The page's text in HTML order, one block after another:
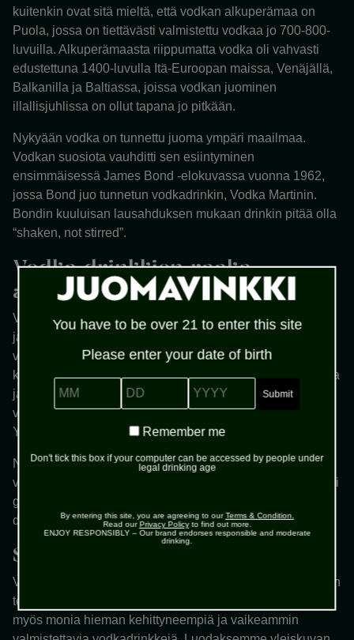
kuitenkin ovat sitä mieltä, että vodkan alkuperämaa on
Puola, jossa on tiettävästi valmistettu vodkaa jo 700-800-
luvuilla. Alkuperämaasta riippumatta vodka oli vahvasti
edustettuna 1400-luvulla Itä-Euroopan maissa, Venäjällä,
Balkanilla ja Baltiassa, joissa vodkan juominen
illallisjuhlissa on ollut tapana jo pitkään.
Nykyään vodka on tunnettu juoma ympäri maailmaa.
Vodkan suosiota vauhditti sen esiintyminen
ensimmäisessä James Bond -elokuvassa vuonna 1962,
jossa Bond juo tunnetun vodkadrinkin, Vodka Martinin.
Bondin kuuluisan lausahduksen mukaan drinkin pitää olla
“shaken, not stirred”.
Vodka drinkkien raaka-
aineena
Vodkaa valmistetaan ympäri maailmaa eri raaka-aineista
ja siksi se myös sopii monenlaisiin erilaisiin
vodkadrinkkeihin. Vodkaa voidaan valmistaa viljoista –
kuten vehnästä, ohrasta ja rukiista – mutta myös perunasta
ja jopa sokerijuurikkaasta tai viinirypäleistä. Vodkaa
valmistetaan paljon esimerkiksi Venäjällä, Puolassa,
Yhdysvalloissa, Skotlannissa ja Alankomaissa.
Nykyisin on olemassa runsaasti erilaisia maustettuja
vodkia, esimerkiksi vadelma-, lime-, persikka-, päärynä- tai
greippivodkaa, joita käytetään usein vodkapohjaisissa
drinkeissä kun halutaan korostaa tiettyä makua.
Suositut vodkadrinkit
Vodka on monien herkullisten drinkkien ainesosa ja voitkin
tehdä monet tutut ja helpot drinkit vodkasta. On olemassa
myös monia hieman kehittyneempiä ja vaikeammin
You have to be over 21 to enter this site
Please enter your date of birth
MM DD YYYY
Remember
Remember me
Don't tick this box if your computer can be accessed by people under
legal drinking age
By entering this site, you are agreeing to ourTerms & Condition.
Read our Privacy Policyto find out more.
ENJOY RESPONSIBLY – Our brand endorses responsible and moderate
drinking.